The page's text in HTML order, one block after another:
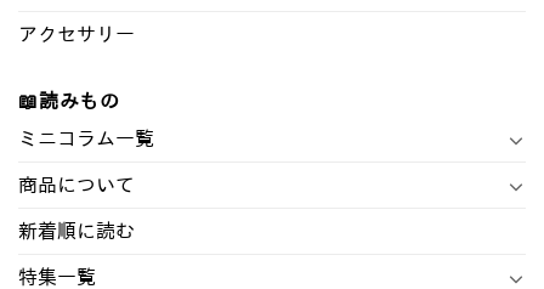
アクセサリー
📖読みもの
ミニコラム一覧
商品について
新着順に読む
特集一覧